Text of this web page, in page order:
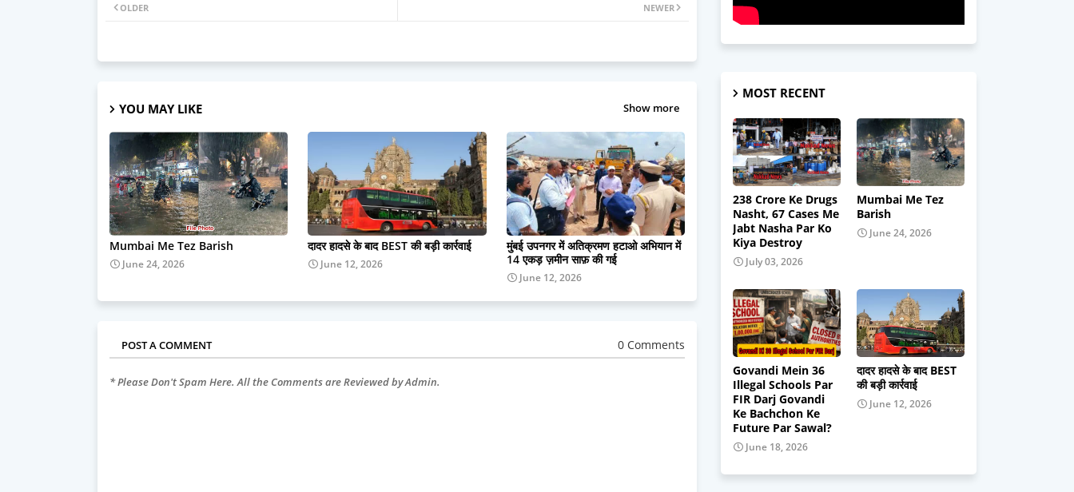
NEWER
OLDER
YOU MAY LIKE Show more
Mumbai Me Tez Barish
June 24, 2026
दादर हादसे के बाद BEST की बड़ी कार्रवाई
June 12, 2026
मुंबई उपनगर में अतिक्रमण हटाओ अभियान में
14 एकड़ ज़मीन साफ़ की गई
June 12, 2026
POST A COMMENT 0 Comments
* Please Don't Spam Here. All the Comments are Reviewed by Admin.
MOST RECENT
238 Crore Ke Drugs
Nasht, 67 Cases Me
Jabt Nasha Par Ko
Kiya Destroy
July 03, 2026
Mumbai Me Tez
Barish
June 24, 2026
Govandi Mein 36
Illegal Schools Par
FIR Darj Govandi
Ke Bachchon Ke
Future Par Sawal?
June 18, 2026
दादर हादसे के बाद BEST
की बड़ी कार्रवाई
June 12, 2026